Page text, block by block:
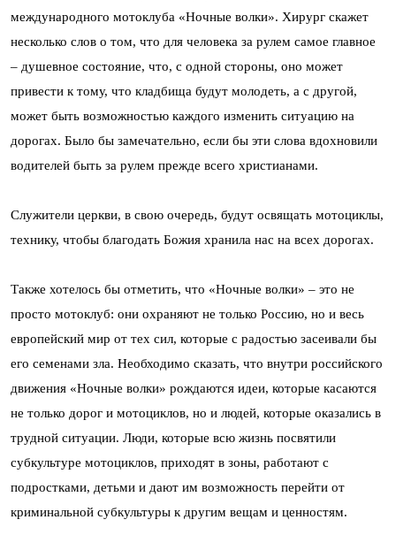
международного мотоклуба «Ночные волки». Хирург скажет
несколько слов о том, что для человека за рулем самое главное
– душевное состояние, что, с одной стороны, оно может
привести к тому, что кладбища будут молодеть, а с другой,
может быть возможностью каждого изменить ситуацию на
дорогах. Было бы замечательно, если бы эти слова вдохновили
водителей быть за рулем прежде всего христианами.
Служители церкви, в свою очередь, будут освящать мотоциклы,
технику, чтобы благодать Божия хранила нас на всех дорогах.
Также хотелось бы отметить, что «Ночные волки» – это не
просто мотоклуб: они охраняют не только Россию, но и весь
европейский мир от тех сил, которые с радостью засеивали бы
его семенами зла. Необходимо сказать, что внутри российского
движения «Ночные волки» рождаются идеи, которые касаются
не только дорог и мотоциклов, но и людей, которые оказались в
трудной ситуации. Люди, которые всю жизнь посвятили
субкультуре мотоциклов, приходят в зоны, работают с
подростками, детьми и дают им возможность перейти от
криминальной субкультуры к другим вещам и ценностям.